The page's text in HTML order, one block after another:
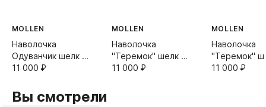
MOLLEN
Наволочка
Одуванчик шелк и
сатин 50х70
11 000⁠ ⁠₽
MOLLEN
Наволочка
"Теремок" шелк и
сатин 50х70
11 000⁠ ⁠₽
MOLLEN
Наволочка
"Теремок"
сатин 50х70
11 000⁠ ⁠₽
Вы смотрели